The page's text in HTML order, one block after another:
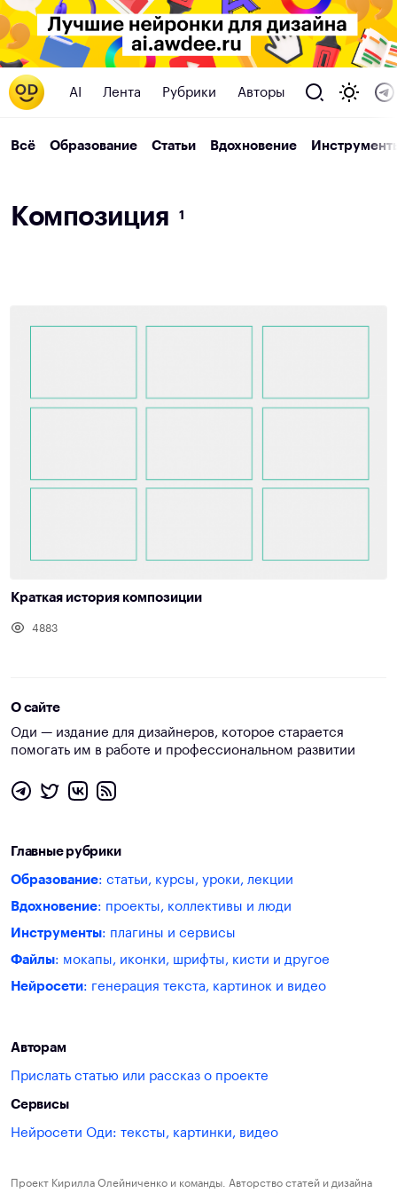
AI Лента Рубрики Авторы
Всё Образование Статьи Вдохновение
Композиция 1
Краткая история композиции
4883
О сайте
Оди — издание для дизайнеров, которое старается
помогать им в работе и профессиональном развитии
Главные рубрики
Образование: статьи, курсы, уроки, лекции
Вдохновение: проекты, коллективы и люди
Инструменты: плагины и сервисы
Файлы: мокапы, иконки, шрифты, кисти и другое
Нейросети: генерация текста, картинок и видео
Авторам
Прислать статью или рассказ о проекте
Сервисы
Нейросети Оди: тексты, картинки, видео
Проект Кирилла Олейниченко и команды. Авторство статей и дизайна